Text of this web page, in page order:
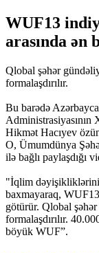
WUF13
arasında ən
Qlobal şəhər
formalaşdırılır.
Bu barədə
Administrasiyasının
Hikmət Hacıyev
O, Ümumdünya
ilə bağlı paylaşdığı
"İqlim
baxmayaraq,
götürür. Qlobal
formalaşdırılır.
böyük WUF”.